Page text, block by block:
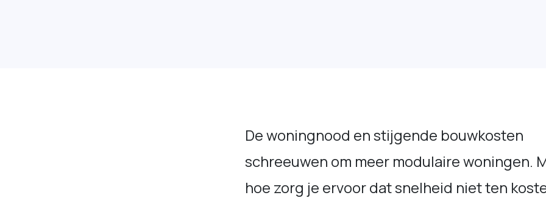
De woningnood en stijgende bouwkosten
schreeuwen om meer modulaire woningen.
hoe zorg je ervoor dat snelheid niet ten